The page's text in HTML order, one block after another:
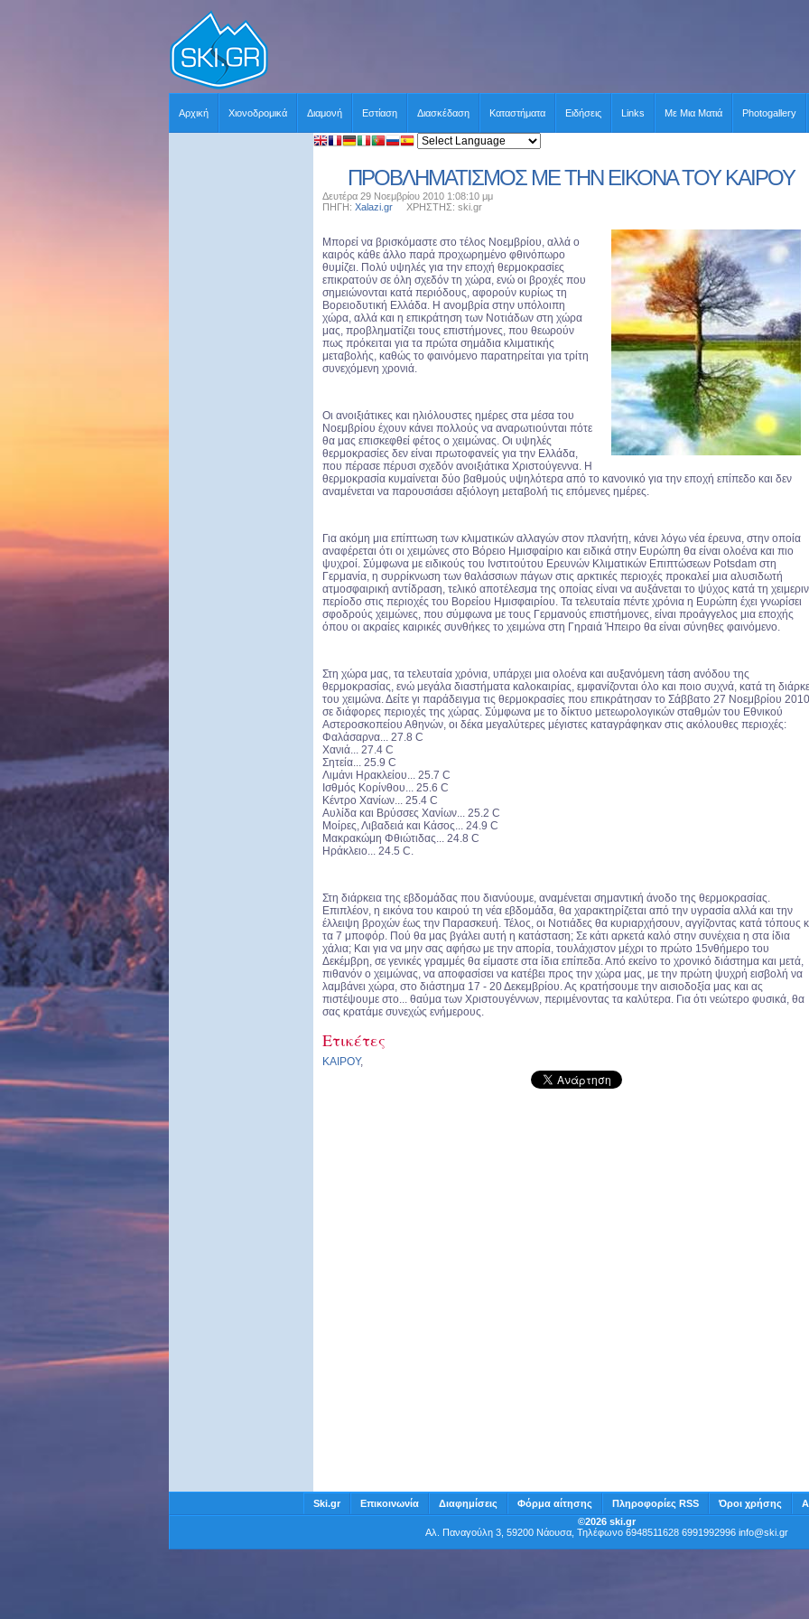
Αρχική Χιονοδρομικά Διαμονή Εστίαση Διασκέδαση Καταστήματα Ειδήσεις Links Με Μια Ματιά Photogallery
ΠΡΟΒΛΗΜΑΤΙΣΜΟΣ ΜΕ ΤΗΝ ΕΙΚΟΝΑ ΤΟΥ ΚΑΙΡΟΥ
Δευτέρα 29 Νοεμβρίου 2010 1:08:10 μμ
ΠΗΓΗ: Xalazi.gr ΧΡΗΣΤΗΣ: ski.gr
Μπορεί να βρισκόμαστε στο τέλος Νοεμβρίου, αλλά ο
καιρός κάθε άλλο παρά προχωρημένο φθινόπωρο
θυμίζει. Πολύ υψηλές για την εποχή θερμοκρασίες
επικρατούν σε όλη σχεδόν τη χώρα, ενώ οι βροχές που
σημειώνονται κατά περιόδους, αφορούν κυρίως τη
Βορειοδυτική Ελλάδα. Η ανομβρία στην υπόλοιπη
χώρα, αλλά και η επικράτηση των Νοτιάδων στη χώρα
μας, προβληματίζει τους επιστήμονες, που θεωρούν
πως πρόκειται για τα πρώτα σημάδια κλιματικής
μεταβολής, καθώς το φαινόμενο παρατηρείται για τρίτη
συνεχόμενη χρονιά.
Οι ανοιξιάτικες και ηλιόλουστες ημέρες στα μέσα του
Νοεμβρίου έχουν κάνει πολλούς να αναρωτιούνται πότε
θα μας επισκεφθεί φέτος ο χειμώνας. Οι υψηλές
θερμοκρασίες δεν είναι πρωτοφανείς για την Ελλάδα,
που πέρασε πέρυσι σχεδόν ανοιξιάτικα Χριστούγεννα. Η
θερμοκρασία κυμαίνεται δύο βαθμούς υψηλότερα από το κανονικό για την εποχή επίπεδο και δεν
αναμένεται να παρουσιάσει αξιόλογη μεταβολή τις επόμενες ημέρες.
Για ακόμη μια επίπτωση των κλιματικών αλλαγών στον πλανήτη, κάνει λόγω νέα έρευνα, στην οποία
αναφέρεται ότι οι χειμώνες στο Βόρειο Ημισφαίριο και ειδικά στην Ευρώπη θα είναι ολοένα και πιο
ψυχροί. Σύμφωνα με ειδικούς του Ινστιτούτου Ερευνών Κλιματικών Επιπτώσεων Ρotsdam στη
Γερμανία, η συρρίκνωση των θαλάσσιων πάγων στις αρκτικές περιοχές προκαλεί μια αλυσιδωτή
ατμοσφαιρική αντίδραση, τελικό αποτέλεσμα της οποίας είναι να αυξάνεται το ψύχος κατά τη
περίοδο στις περιοχές του Βορείου Ημισφαιρίου. Τα τελευταία πέντε χρόνια η Ευρώπη έχει γνωρίσει
σφοδρούς χειμώνες, που σύμφωνα με τους Γερμανούς επιστήμονες, είναι προάγγελος μια εποχής
όπου οι ακραίες καιρικές συνθήκες το χειμώνα στη Γηραιά Ήπειρο θα είναι σύνηθες φαινόμενο.
Στη χώρα μας, τα τελευταία χρόνια, υπάρχει μια ολοένα και αυξανόμενη τάση ανόδου της
θερμοκρασίας, ενώ μεγάλα διαστήματα καλοκαιρίας, εμφανίζονται όλο και ποιο συχνά, κατά τη
του χειμώνα. Δείτε γι παράδειγμα τις θερμοκρασίες που επικράτησαν το Σάββατο 27 Νοεμβρίου 2010
σε διάφορες περιοχές της χώρας. Σύμφωνα με το δίκτυο μετεωρολογικών σταθμών του Εθνικού
Αστεροσκοπείου Αθηνών, οι δέκα μεγαλύτερες μέγιστες καταγράφηκαν στις ακόλουθες περιοχές:
Φαλάσαρνα... 27.8 C
Χανιά... 27.4 C
Σητεία... 25.9 C
Λιμάνι Ηρακλείου... 25.7 C
Ισθμός Κορίνθου... 25.6 C
Κέντρο Χανίων... 25.4 C
Αυλίδα και Βρύσσες Χανίων... 25.2 C
Μοίρες, Λιβαδειά και Κάσος... 24.9 C
Μακρακώμη Φθιώτιδας... 24.8 C
Ηράκλειο... 24.5 C.
Στη διάρκεια της εβδομάδας που διανύουμε, αναμένεται σημαντική άνοδο της θερμοκρασίας.
Επιπλέον, η εικόνα του καιρού τη νέα εβδομάδα, θα χαρακτηρίζεται από την υγρασία αλλά και την
έλλειψη βροχών έως την Παρασκευή. Τέλος, οι Νοτιάδες θα κυριαρχήσουν, αγγίζοντας κατά τόπους
τα 7 μποφόρ. Πού θα μας βγάλει αυτή η κατάσταση; Σε κάτι αρκετά καλό στην συνέχεια η στα ίδια
χάλια; Και για να μην σας αφήσω με την απορία, τουλάχιστον μέχρι το πρώτο 15νθήμερο του
Δεκέμβρη, σε γενικές γραμμές θα είμαστε στα ίδια επίπεδα. Από εκείνο το χρονικό διάστημα και μετά,
πιθανόν ο χειμώνας, να αποφασίσει να κατέβει προς την χώρα μας, με την πρώτη ψυχρή εισβολή να
λαμβάνει χώρα, στο διάστημα 17 - 20 Δεκεμβρίου. Ας κρατήσουμε την αισιοδοξία μας και ας
πιστέψουμε στο... θαύμα των Χριστουγέννων, περιμένοντας τα καλύτερα. Για ότι νεώτερο φυσικά, θα
σας κρατάμε συνεχώς ενήμερους.
Ετικέτες
ΚΑΙΡΟΥ,
Ski.gr Επικοινωνία Διαφημίσεις Φόρμα αίτησης Πληροφορίες RSS Όροι χρήσης
©2026 ski.gr
Αλ. Παναγούλη 3, 59200 Νάουσα, Τηλέφωνο 6948511628 6991992996 info@ski.gr